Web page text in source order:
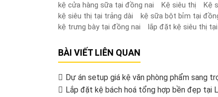
kệ cửa hàng sữa tại đồng nai
Kệ siêu thị Kệ
kệ siêu thị tại trảng dài
kệ sữa bột bỉm tại
kệ trưng bày tại đồng nai
lắp đặt kệ siêu thị
BÀI VIẾT LIÊN QUAN
Dự án setup giá kệ văn phòng phẩm sang
Lắp đặt kệ bách hoá tổng hợp bền đẹp tại